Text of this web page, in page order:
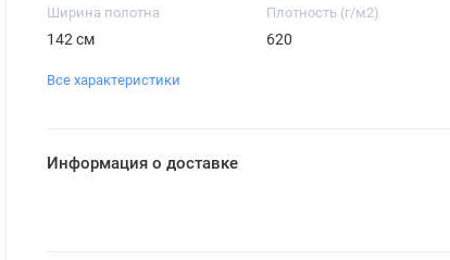
Ширина полотна
142 см
Плотность (г/м2)
620
Все характеристики
Информация о доставке